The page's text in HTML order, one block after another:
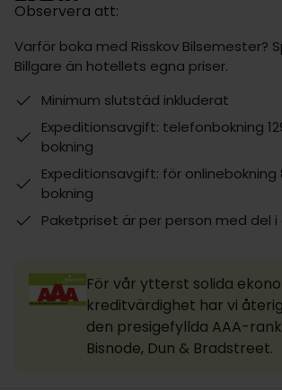
Observera att:
Varför boka med Risskov Bilsemester?
Billgare än hotellets egna priser.
Minimum slutstäd inkluderat
Expeditionsavgift: telefonbokning
bokning
Expeditionsavgift: för onlinebokning
bokning
Paketpriset är per person med del
För vår ytterst solida
kreditvärdighet har vi
den presigefyllda AAA-
Bisnode, Dun & Bradstreet.